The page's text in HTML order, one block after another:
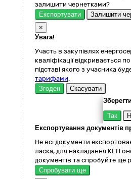
залишити чернетками?
Експортувати
Залишити
×
Увага!
Участь в закупівлях
кваліфікації відкривається
підставі якого з учасника
тарифами.
Згоден
Скасувати
Так
Експортування документів
Не всі документи
ласка, для накладання КЕП
документів та спробуйте ще
Спробувати ще